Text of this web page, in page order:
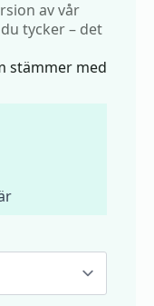
av vår
tycker – det
stämmer med